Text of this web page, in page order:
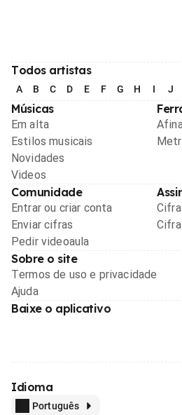
Todos artistas
A B C D E F G H I J
Músicas
Em alta
Estilos musicais
Novidades
Videos
Comunidade
Entrar ou criar conta
Enviar cifras
Pedir videoaula
Sobre o site
Termos de uso e privacidade
Ajuda
Baixe o aplicativo
Idioma
Português